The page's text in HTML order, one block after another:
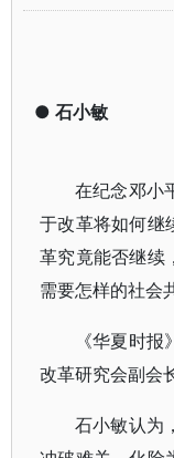
● 石小敏
在纪念邓小
于改革将如何继
革究竟能否继续
需要怎样的社会
《华夏时
改革研究会副会
石小敏认为